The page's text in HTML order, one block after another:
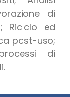
di
Riciclo ed
post-uso;
di